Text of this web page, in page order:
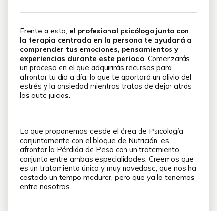
Frente a esto, el profesional psicólogo junto con
la terapia centrada en la persona te ayudará a
comprender tus emociones, pensamientos y
experiencias durante este periodo. Comenzarás
un proceso en el que adquirirás recursos para
afrontar tu día a día, lo que te aportará un alivio del
estrés y la ansiedad mientras tratas de dejar atrás
los auto juicios.
Lo que proponemos desde el área de Psicología
conjuntamente con el bloque de Nutrición, es
afrontar la Pérdida de Peso con un tratamiento
conjunto entre ambas especialidades. Creemos que
es un tratamiento único y muy novedoso, que nos ha
costado un tempo madurar, pero que ya lo tenemos
entre nosotros.